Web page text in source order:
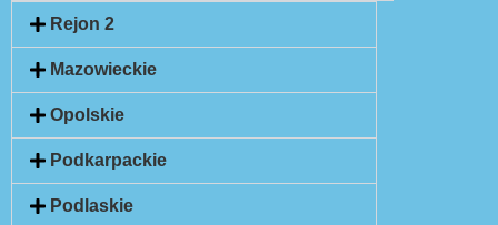
Rejon 2
Mazowieckie
Opolskie
Podkarpackie
Podlaskie